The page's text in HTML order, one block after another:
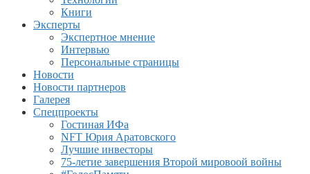
Книги
Эксперты
Экспертное мнение
Интервью
Персональные страницы
Новости
Новости партнеров
Галерея
Спецпроекты
Гостиная ИФа
NFT Юрия Аратовского
Лучшие инвесторы
75-летие завершения Второй мировоой войны